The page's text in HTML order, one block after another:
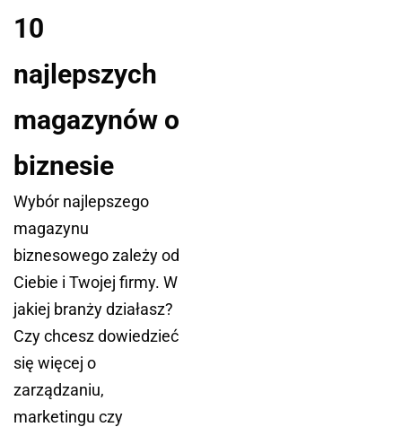
10
najlepszych
magazynów o
biznesie
Wybór najlepszego
magazynu
biznesowego zależy od
Ciebie i Twojej firmy. W
jakiej branży działasz?
Czy chcesz dowiedzieć
się więcej o
zarządzaniu,
marketingu czy